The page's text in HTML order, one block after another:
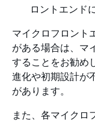
ロントエンド
マイクロフロント
がある場合は、マ
することをお勧め
進化や初期設計が
があります。
また、各マイクロ